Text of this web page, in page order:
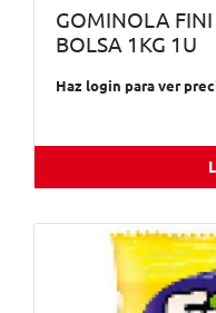
GOMINOLA
BOLSA 1KG 1U
Haz login para ver